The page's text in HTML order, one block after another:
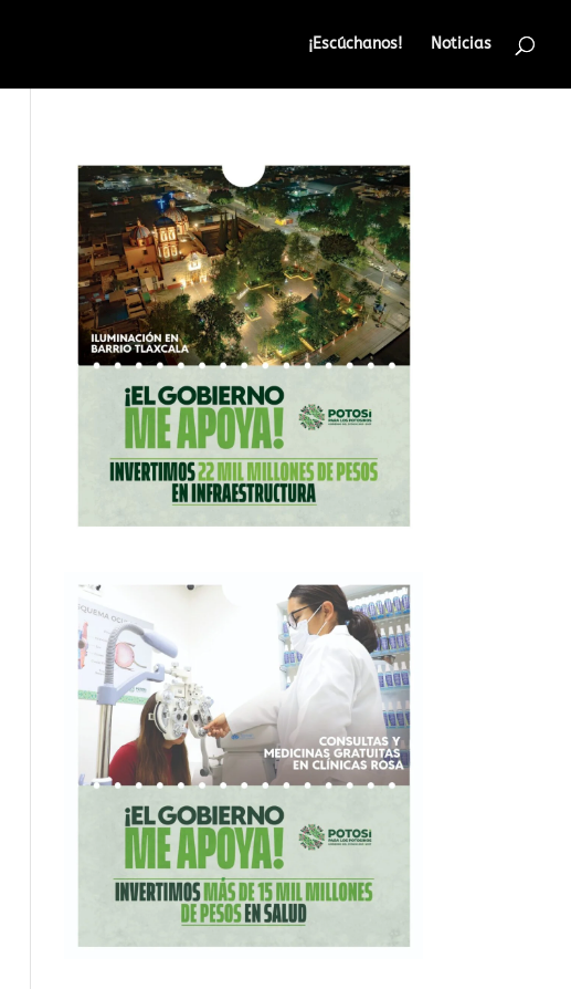
¡Escúchanos! Noticias